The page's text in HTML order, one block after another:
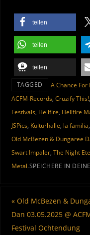
teilen
teilen
teilen
TAGGED A Chance For
ACFM-Records, Cruzify This!,
Festivals, Hellfire, Hellfire
JSPics, Kulturhalle, la familia,
Old McBezen & Dungaree
Swart Impaler, The Night
Metal.SPEICHERE IN
«Old McBezen &
Dan 03.05.2025 @
Festival Ochtendung